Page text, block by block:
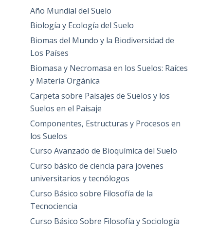
Año Mundial del Suelo
Biología y Ecología del Suelo
Biomas del Mundo y la Biodiversidad de
Los Países
Biomasa y Necromasa en los Suelos: Raíces
y Materia Orgánica
Carpeta sobre Paisajes de Suelos y los
Suelos en el Paisaje
Componentes, Estructuras y Procesos en
los Suelos
Curso Avanzado de Bioquímica del Suelo
Curso básico de ciencia para jovenes
universitarios y tecnólogos
Curso Básico sobre Filosofía de la
Tecnociencia
Curso Básico Sobre Filosofía y Sociología